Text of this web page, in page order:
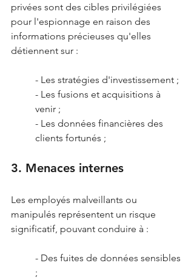
privées sont des cibles privilégiées
pour l'espionnage en raison des
informations précieuses qu'elles
détiennent sur :
- Les stratégies d'investissement ;
- Les fusions et acquisitions à
venir ;
- Les données financières des
clients fortunés ;
3. Menaces internes
Les employés malveillants ou
manipulés représentent un risque
significatif, pouvant conduire à :
- Des fuites de données sensibles
;